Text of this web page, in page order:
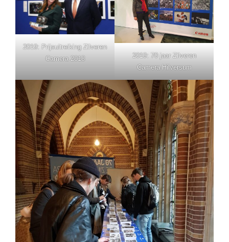
2019: Prijsuitreiking Zilveren
Camera 2018
2019: 70 jaar Zilveren
Camera Hilversum